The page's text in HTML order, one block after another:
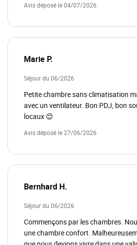
Avis déposé le 04/07/2026
Marie P.
Séjour du 06/2026
Petite chambre sans climatisation
avec un ventilateur. Bon PDJ, bon
locaux 😊
Avis déposé le 27/06/2026
Bernhard H.
Séjour du 06/2026
Commençons par les chambres.
une chambre confort.